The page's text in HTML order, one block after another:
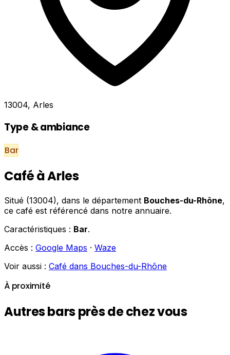
13004, Arles
Type & ambiance
Bar
Café à Arles
Situé (13004), dans le département Bouches-du-Rhône,
ce café est référencé dans notre annuaire.
Caractéristiques : Bar.
Accès : Google Maps · Waze
Voir aussi : Café dans Bouches-du-Rhône
À proximité
Autres bars près de chez vous